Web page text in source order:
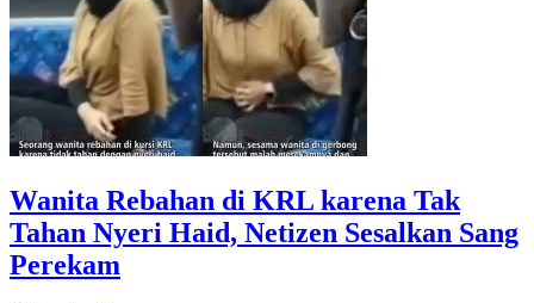
Wanita Rebahan di KRL karena Tak
Tahan Nyeri Haid, Netizen Sesalkan Sang
Perekam